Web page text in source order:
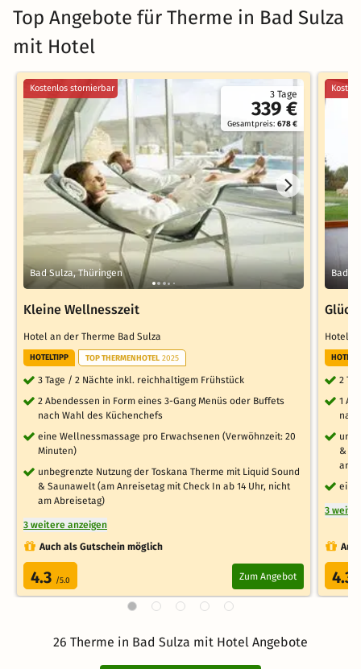
Top Angebote für Therme in Bad Sulza
mit Hotel
3 Tage
339 €
Gesamtpreis:678 €
Kostenlos stornierbar
Bad Sulza, Thüringen
Kleine Wellnesszeit
Hotel an der Therme Bad Sulza
HOTELTIPP TOP THERMENHOTEL 2025
3 Tage / 2 Nächte inkl. reichhaltigem Frühstück
2 Abendessen in Form eines 3-Gang Menüs oder Buffets
nach Wahl des Küchenchefs
eine Wellnessmassage pro Erwachsenen (Verwöhnzeit: 20
Minuten)
unbegrenzte Nutzung der Toskana Therme mit Liquid Sound
& Saunawelt (am Anreisetag mit Check In ab 14 Uhr, nicht
am Abreisetag)
3 weitere anzeigen
Auch als Gutschein möglich
4.3 /5.0 Zum Angebot
Bad
Hotel
2
1
&
am
ein
3
4.3
26 Therme in Bad Sulza mit Hotel Angebote